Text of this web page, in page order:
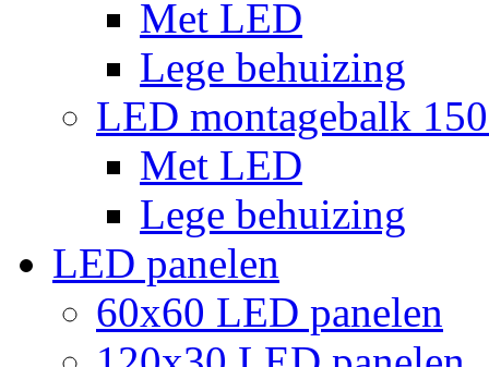
Met LED
Lege behuizing
LED montagebalk
Met LED
Lege behuizing
LED panelen
60x60 LED panelen